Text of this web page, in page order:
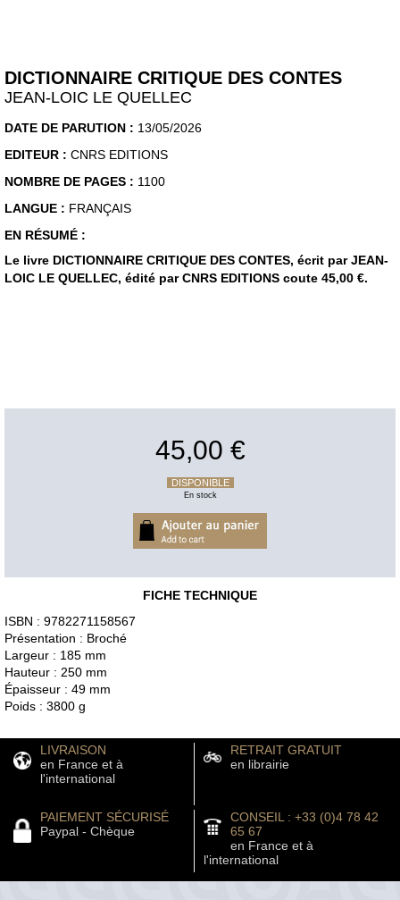
DICTIONNAIRE CRITIQUE DES CONTES
JEAN-LOIC LE QUELLEC
DATE DE PARUTION : 13/05/2026
EDITEUR : CNRS EDITIONS
NOMBRE DE PAGES : 1100
LANGUE : FRANÇAIS
EN RÉSUMÉ :
Le livre DICTIONNAIRE CRITIQUE DES CONTES, écrit par JEAN-
LOIC LE QUELLEC, édité par CNRS EDITIONS coute 45,00 €.
45,00 €
DISPONIBLE
En stock
FICHE TECHNIQUE
ISBN : 9782271158567
Présentation : Broché
Largeur : 185 mm
Hauteur : 250 mm
Épaisseur : 49 mm
Poids : 3800 g
LIVRAISON
en France et à
l'international
RETRAIT GRATUIT
en librairie
PAIEMENT SÉCURISÉ
Paypal - Chèque
CONSEIL : +33 (0)4 78 42
65 67
en France et à
l'international